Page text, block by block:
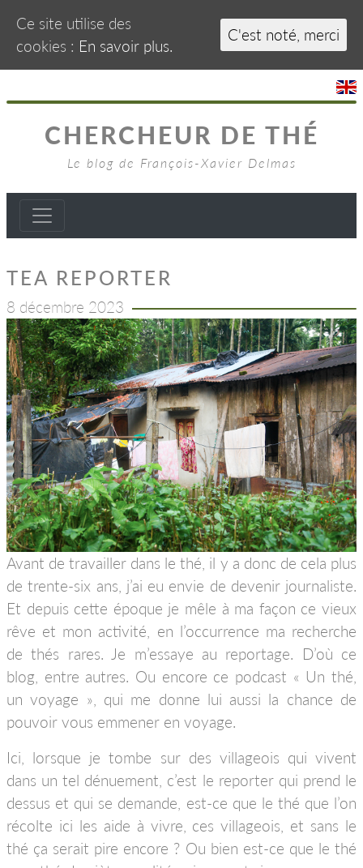
CHERCHEUR DE THÉ
Le blog de François-Xavier Delmas
TEA REPORTER
8 décembre 2023
Avant de travailler dans le thé, il y a donc de cela plus
de trente-six ans, j’ai eu envie de devenir journaliste.
Et depuis cette époque je mêle à ma façon ce vieux
rêve et mon activité, en l’occurrence ma recherche
de thés rares. Je m’essaye au reportage. D’où ce
blog, entre autres. Ou encore ce podcast « Un thé,
un voyage », qui me donne lui aussi la chance de
pouvoir vous emmener en voyage.
Ici, lorsque je tombe sur des villageois qui vivent
dans un tel dénuement, c’est le reporter qui prend le
dessus et qui se demande, est-ce que le thé que l’on
récolte ici les aide à vivre, ces villageois, et sans le
thé ça serait pire encore ? Ou bien est-ce que le thé
Ce site utilise des
cookies : En savoir plus.
C'est noté, merci